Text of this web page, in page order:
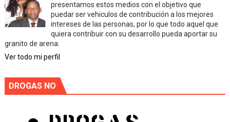
presentamos estos medios con el objetivo que
puedar ser vehiculos de contribución a los mejores
intereses de las personas, por lo que todo aquel que
quiera contribuir con su desarrollo pueda aportar su
granito de arena.
Ver todo mi perfil
DROGAS NO